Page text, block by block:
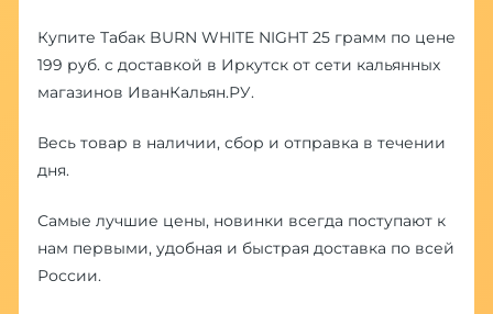
Купите Табак BURN WHITE NIGHT 25 грамм по цене
199 руб. с доставкой в Иркутск от сети кальянных
магазинов ИванКальян.РУ.
Весь товар в наличии, сбор и отправка в течении
дня.
Самые лучшие цены, новинки всегда поступают к
нам первыми, удобная и быстрая доставка по всей
России.